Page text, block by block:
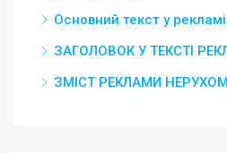
Основний текст у
ЗАГОЛОВОК У ТЕКСТІ
ЗМІСТ РЕКЛАМИ